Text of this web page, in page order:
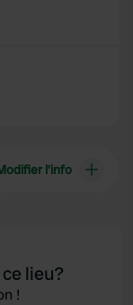
l’info
lieu?
!